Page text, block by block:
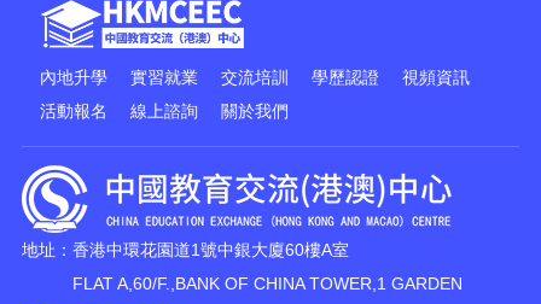
內地升學 實習就業 交流培訓 學歷認證
視頻資訊
活動報名
線上諮詢 關於我們
地址：香港中環花園道1號中銀大廈60樓A室
FLAT A,60/F.,BANK OF CHINA TOWER,1 GARDEN